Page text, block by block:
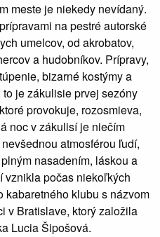
meste je niekedy nevídaný.
na pestré autorské
umelcov, od akrobatov,
a hudobníkov. Prípravy,
bizarné kostýmy a
je zákulisie prvej sezóny
provokuje, rozosmieva,
noc v zákulisí je niečím
atmosférou ľudí,
nasadením, láskou a
vznikla počas niekoľkých
klubu s názvom
v Bratislave, ktorý založila
Lucia Šipošová.